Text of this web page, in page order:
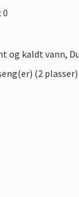
0
og kaldt vann,
(2 plasser)